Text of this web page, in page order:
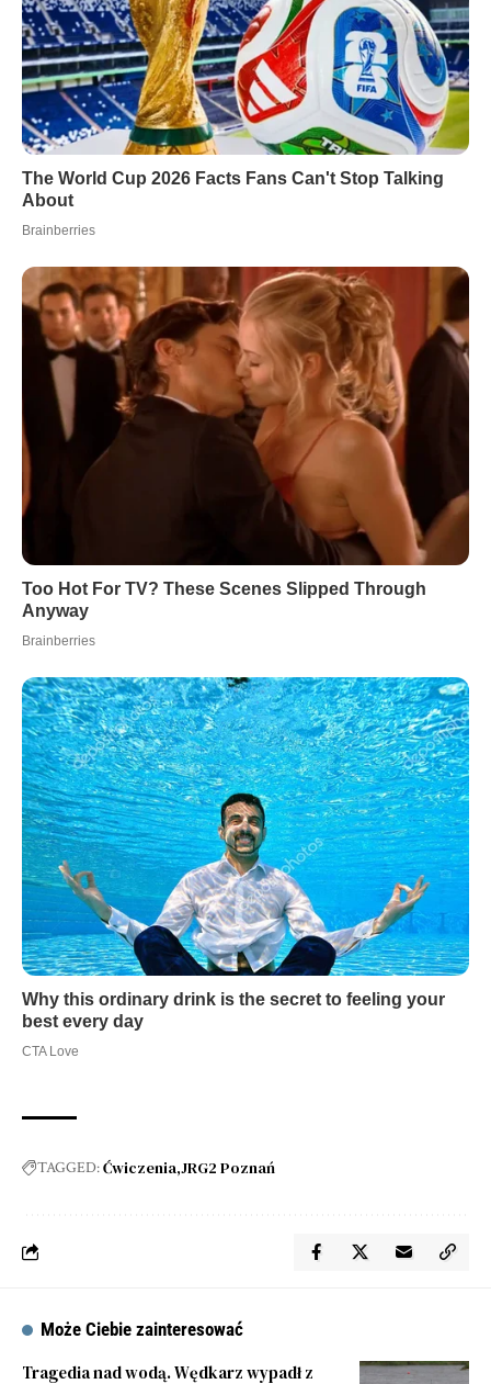
TAGGED:Ćwiczenia JRG2 Poznań
Może Ciebie zainteresować
Tragedia nad wodą. Wędkarz wypadł z